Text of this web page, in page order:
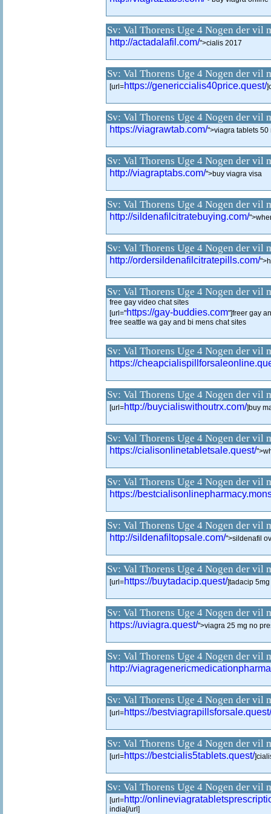
Sv: Val Thorens Uge 4 Nogen der vil
http://actadalafil.com/">cialis 2017
Sv: Val Thorens Uge 4 Nogen der vil
[url=https://genericcialis40price.quest/
Sv: Val Thorens Uge 4 Nogen der vil
https://viagrawtab.com/">viagra tablets 50
Sv: Val Thorens Uge 4 Nogen der vil
http://viagraptabs.com/">buy viagra visa
Sv: Val Thorens Uge 4 Nogen der vil
http://sildenafilcitratebuying.com/
Sv: Val Thorens Uge 4 Nogen der vil
http://ordersildenafilcitratepills.com/
Sv: Val Thorens Uge 4 Nogen der vil
free gay video chat sites
[url="https://gay-buddies.com"]freer gay
free seattle wa gay and bi mens chat sites
Sv: Val Thorens Uge 4 Nogen der vil
https://
Sv: Val Thorens Uge 4 Nogen der vil
[url=http://buycialiswithoutrx.com/]buy
Sv: Val Thorens Uge 4 Nogen der vil
https://cialisonlinetabletsale.quest/
Sv: Val Thorens Uge 4 Nogen der vil
https://
Sv: Val Thorens Uge 4 Nogen der vil
http://sildenafiltopsale.com/">sildenafil
Sv: Val Thorens Uge 4 Nogen der vil
[url=https://buytadacip.quest/]tadacip
Sv: Val Thorens Uge 4 Nogen der vil
https://uviagra.quest/">viagra 25 mg no
Sv: Val Thorens Uge 4 Nogen der vil
http://
Sv: Val Thorens Uge 4 Nogen der vil
[url=https://bestviagrapillsforsale.quest/
Sv: Val Thorens Uge 4 Nogen der vil
[url=https://bestcialis5tablets.quest/
Sv: Val Thorens Uge 4 Nogen der vil
[url=http://
india[/url]